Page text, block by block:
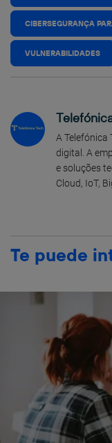
CIBERSEGURANÇA
VULNERABILIDADES
A Telefónica
digital. A
e soluções
Cloud, IoT,
Te puede